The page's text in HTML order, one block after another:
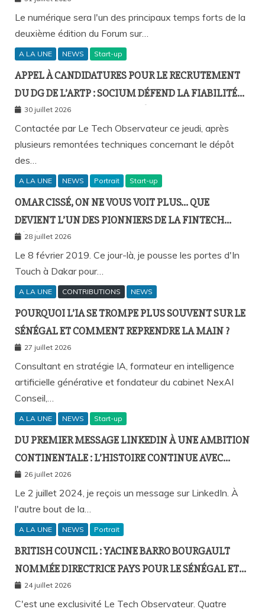
DAKAR
Le numérique sera l'un des principaux temps forts de la
deuxième édition du Forum sur…
A LA UNE NEWS Start-up
APPEL À CANDIDATURES POUR LE RECRUTEMENT
DU DG DE L’ARTP : SOCIUM DÉFEND LA FIABILITÉ
DE SA PLATEFORME MALGRÉ PLUSIEURS
REMONTÉES TECHNIQUES
30 juillet 2026
Contactée par Le Tech Observateur ce jeudi, après
plusieurs remontées techniques concernant le dépôt
des…
A LA UNE NEWS Portrait Start-up
OMAR CISSÉ, ON NE VOUS VOIT PLUS… QUE
DEVIENT L’UN DES PIONNIERS DE LA FINTECH
SÉNÉGALAISE ?
28 juillet 2026
Le 8 février 2019. Ce jour-là, je pousse les portes d'In
Touch à Dakar pour…
A LA UNE CONTRIBUTIONS NEWS
POURQUOI L’IA SE TROMPE PLUS SOUVENT SUR LE
SÉNÉGAL ET COMMENT REPRENDRE LA MAIN ?
27 juillet 2026
Consultant en stratégie IA, formateur en intelligence
artificielle générative et fondateur du cabinet NexAI
Conseil,…
A LA UNE NEWS Start-up
DU PREMIER MESSAGE LINKEDIN À UNE AMBITION
CONTINENTALE : L’HISTOIRE CONTINUE AVEC
BIRAHIM FALL ET BICTORYS
26 juillet 2026
Le 2 juillet 2024, je reçois un message sur LinkedIn. À
l'autre bout de la…
A LA UNE NEWS Portrait
BRITISH COUNCIL : YACINE BARRO BOURGAULT
NOMMÉE DIRECTRICE PAYS POUR LE SÉNÉGAL ET
L’AFRIQUE FRANCOPHONE
24 juillet 2026
C'est une exclusivité Le Tech Observateur. Quatre